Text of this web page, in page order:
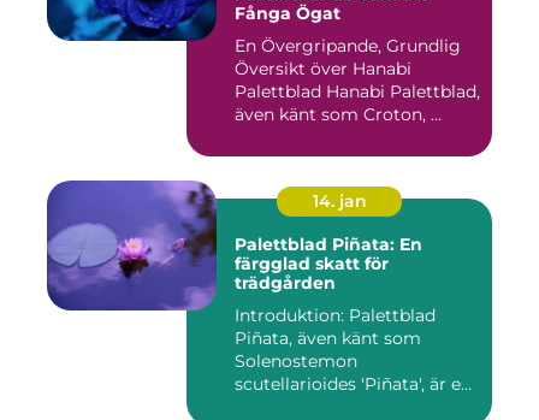
Fånga Ögat
En Övergripande, Grundlig
Översikt över Hanabi
Palettblad Hanabi Palettblad,
även känt som Croton, ...
14. jan
Palettblad Piñata: En
färgglad skatt för
trädgården
Introduktion: Palettblad
Piñata, även känt som
Solenostemon
scutellarioides 'Piñata', är en